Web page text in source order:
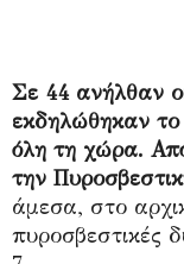
Σε 44 ανήλθαν
εκδηλώθηκαν το
όλη τη χώρα.
την
άμεσα, στο
πυροσβεστικές